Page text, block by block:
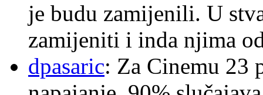
je budu zamijenili. U
zamijeniti i inda njima
dpasaric: Za Cinemu 23